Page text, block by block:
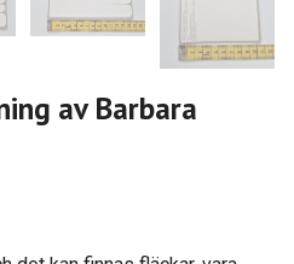
av Barbara